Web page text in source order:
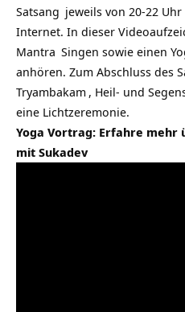
Satsang jeweils von 20-22
Internet. In dieser
Mantra Singen sowie einen
anhören. Zum Abschluss des
Tryambakam , Heil- und
eine Lichtzeremonie.
Yoga Vortrag: Erfahre mehr
mit Sukadev